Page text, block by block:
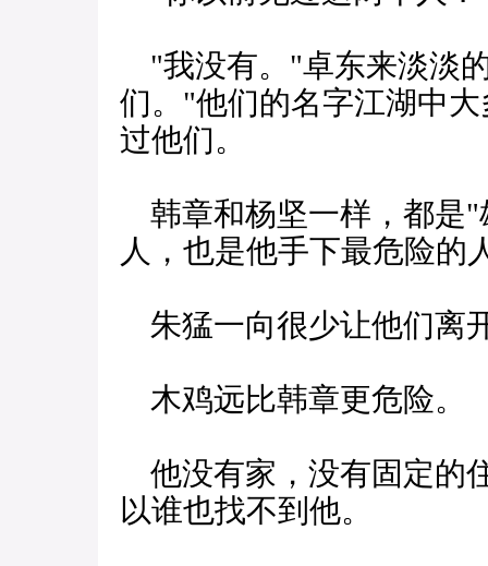
"我没有。"卓东来淡淡
们。"他们的名字江湖中
过他们。
韩章和杨坚一样，都是"
人，也是他手下最危险的
朱猛一向很少让他们离
木鸡远比韩章更危险。
他没有家，没有固定的
以谁也找不到他。